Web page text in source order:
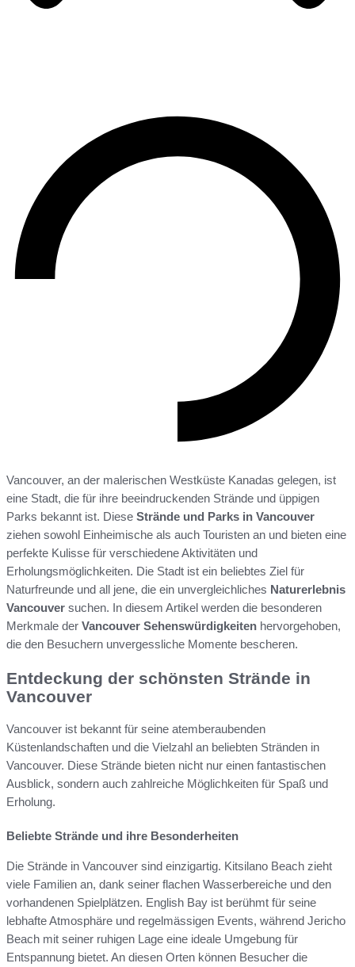
Vancouver, an der malerischen Westküste Kanadas gelegen, ist
eine Stadt, die für ihre beeindruckenden Strände und üppigen
Parks bekannt ist. Diese Strände und Parks in Vancouver
ziehen sowohl Einheimische als auch Touristen an und bieten eine
perfekte Kulisse für verschiedene Aktivitäten und
Erholungsmöglichkeiten. Die Stadt ist ein beliebtes Ziel für
Naturfreunde und all jene, die ein unvergleichliches Naturerlebnis
Vancouver suchen. In diesem Artikel werden die besonderen
Merkmale der Vancouver Sehenswürdigkeiten hervorgehoben,
die den Besuchern unvergessliche Momente bescheren.
Entdeckung der schönsten Strände in
Vancouver
Vancouver ist bekannt für seine atemberaubenden
Küstenlandschaften und die Vielzahl an beliebten Stränden in
Vancouver. Diese Strände bieten nicht nur einen fantastischen
Ausblick, sondern auch zahlreiche Möglichkeiten für Spaß und
Erholung.
Beliebte Strände und ihre Besonderheiten
Die Strände in Vancouver sind einzigartig. Kitsilano Beach zieht
viele Familien an, dank seiner flachen Wasserbereiche und den
vorhandenen Spielplätzen. English Bay ist berühmt für seine
lebhafte Atmosphäre und regelmässigen Events, während Jericho
Beach mit seiner ruhigen Lage eine ideale Umgebung für
Entspannung bietet. An diesen Orten können Besucher die